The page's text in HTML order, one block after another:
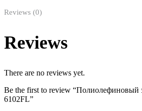
Reviews (0)
Reviews
There are no reviews yet.
Be the first to review “Полиолефиновый
6102FL”